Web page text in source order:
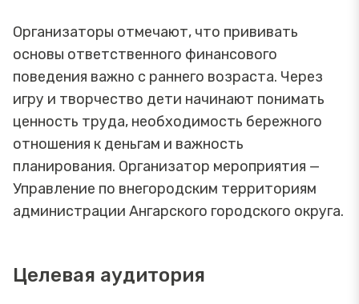
Организаторы отмечают, что прививать
основы ответственного финансового
поведения важно с раннего возраста. Через
игру и творчество дети начинают понимать
ценность труда, необходимость бережного
отношения к деньгам и важность
планирования. Организатор мероприятия —
Управление по внегородским территориям
администрации Ангарского городского округа.
Целевая аудитория